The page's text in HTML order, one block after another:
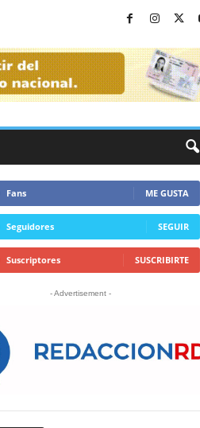
Fans ME GUSTA
Seguidores SEGUIR
Suscriptores SUSCRIBIRTE
- Advertisement -